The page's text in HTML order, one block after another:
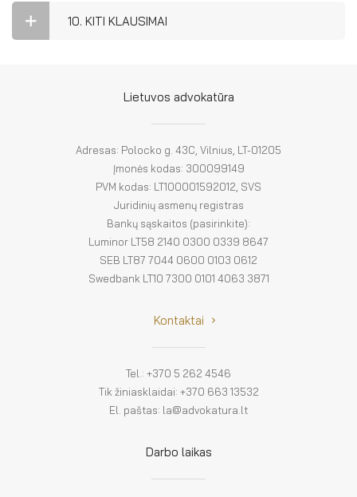
10. KITI KLAUSIMAI
Lietuvos advokatūra
Adresas: Polocko g. 43C, Vilnius, LT-01205
Įmonės kodas: 300099149
PVM kodas: LT100001592012, SVS
Juridinių asmenų registras
Bankų sąskaitos (pasirinkite):
Luminor LT58 2140 0300 0339 8647
SEB LT87 7044 0600 0103 0612
Swedbank LT10 7300 0101 4063 3871
Kontaktai
Tel.: +370 5 262 4546
Tik žiniasklaidai: +370 663 13532
El. paštas: la@advokatura.lt
Darbo laikas